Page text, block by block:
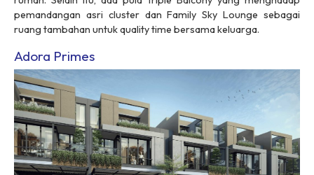
pemandangan asri cluster danFamily Sky Loungesebagai
ruang tambahan untukquality time bersama keluarga.
Adora Primes